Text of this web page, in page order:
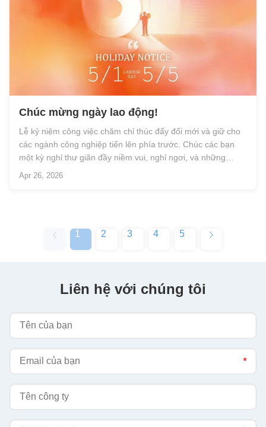
Chúc mừng ngày lao động!
Lễ kỷ niệm công việc chăm chỉ thúc đẩy đổi mới và giữ cho
các ngành công nghiệp tiến lên phía trước. Chúc các bạn
một kỳ nghỉ thư giãn đầy niềm vui, nghỉ ngơi, và những
khoảnh khắc tốt đẹp.
Apr 26, 2026
1 2 3 4 5
Liên hệ với chúng tôi